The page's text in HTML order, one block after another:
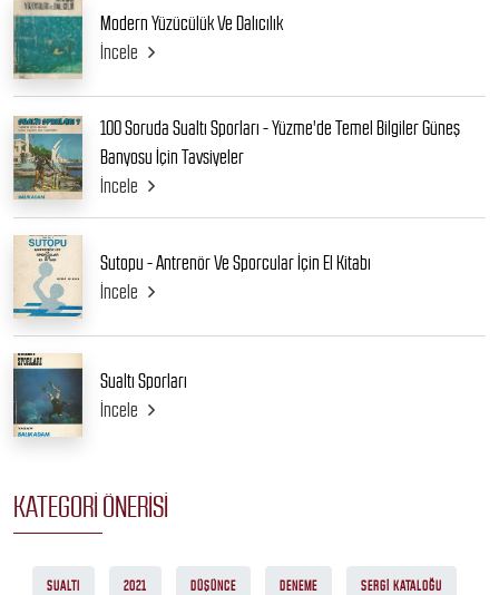
Modern Yüzücülük Ve Dalıcılık
İncele
100 Soruda Sualtı Sporları - Yüzme'de Temel Bilgiler Güneş
Banyosu İçin Tavsiyeler
İncele
Sutopu - Antrenör Ve Sporcular İçin El Kitabı
İncele
Sualtı Sporları
İncele
KATEGORI ÖNERISI
SUALTI 2021 DÜŞÜNCE DENEME SERGI KATALOĞU